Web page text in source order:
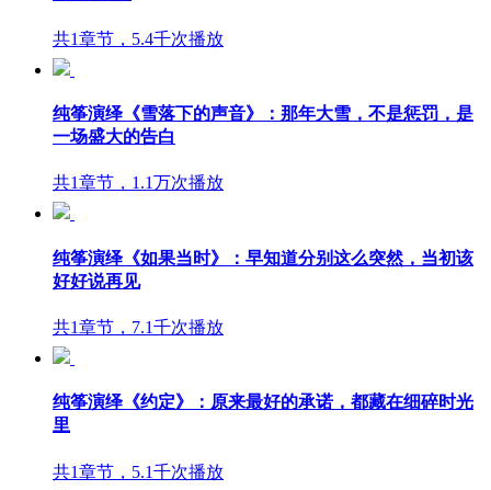
共1章节，5.4千次播放
纯筝演绎《雪落下的声音》：那年大雪，不是惩罚，是
一场盛大的告白
共1章节，1.1万次播放
纯筝演绎《如果当时》：早知道分别这么突然，当初该
好好说再见
共1章节，7.1千次播放
纯筝演绎《约定》：原来最好的承诺，都藏在细碎时光
里
共1章节，5.1千次播放